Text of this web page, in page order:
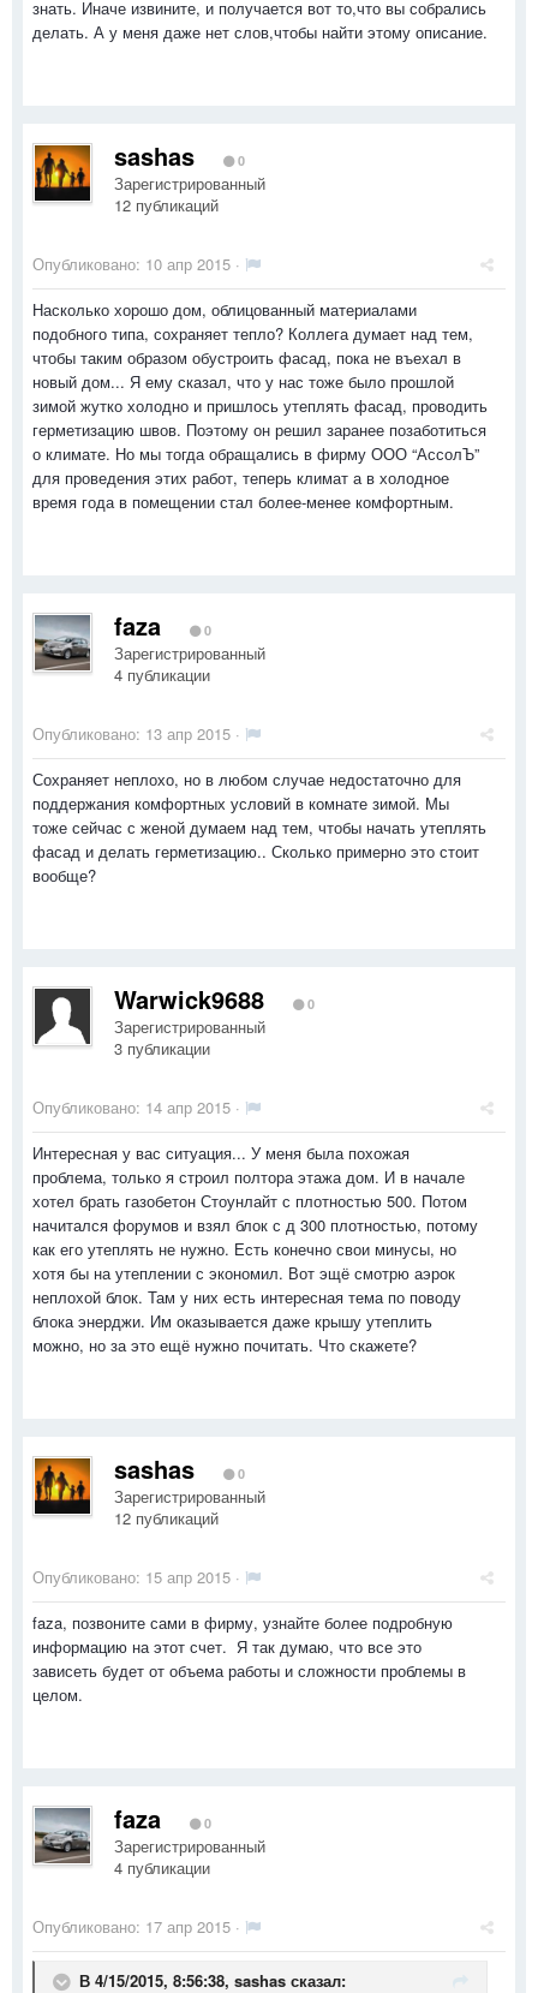
знать. Иначе извините, и получается вот то,что вы собрались
делать. А у меня даже нет слов,чтобы найти этому описание.
sashas 0
Зарегистрированный
12 публикаций
Опубликовано: 10 апр 2015 ·
Насколько хорошо дом, облицованный материалами
подобного типа, сохраняет тепло? Коллега думает над тем,
чтобы таким образом обустроить фасад, пока не въехал в
новый дом... Я ему сказал, что у нас тоже было прошлой
зимой жутко холодно и пришлось утеплять фасад, проводить
герметизацию швов. Поэтому он решил заранее позаботиться
о климате. Но мы тогда обращались в фирму ООО “АссолЪ”
для проведения этих работ, теперь климат а в холодное
время года в помещении стал более-менее комфортным.
faza 0
Зарегистрированный
4 публикации
Опубликовано: 13 апр 2015 ·
Сохраняет неплохо, но в любом случае недостаточно для
поддержания комфортных условий в комнате зимой. Мы
тоже сейчас с женой думаем над тем, чтобы начать утеплять
фасад и делать герметизацию.. Сколько примерно это стоит
вообще?
Warwick9688 0
Зарегистрированный
3 публикации
Опубликовано: 14 апр 2015 ·
Интересная у вас ситуация... У меня была похожая
проблема, только я строил полтора этажа дом. И в начале
хотел брать газобетон Стоунлайт с плотностью 500. Потом
начитался форумов и взял блок с д 300 плотностью, потому
как его утеплять не нужно. Есть конечно свои минусы, но
хотя бы на утеплении с экономил. Вот эщё смотрю аэрок
неплохой блок. Там у них есть интересная тема по поводу
блока энерджи. Им оказывается даже крышу утеплить
можно, но за это ещё нужно почитать. Что скажете?
sashas 0
Зарегистрированный
12 публикаций
Опубликовано: 15 апр 2015 ·
faza, позвоните сами в фирму, узнайте более подробную
информацию на этот счет. Я так думаю, что все это
зависеть будет от объема работы и сложности проблемы в
целом.
faza 0
Зарегистрированный
4 публикации
Опубликовано: 17 апр 2015 ·
В 4/15/2015, 8:56:38, sashas сказал: